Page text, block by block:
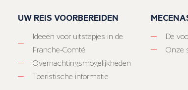
UW REIS VOORBEREIDEN
Ideeën voor uitstapjes in de
Franche-Comté
Overnachtingsmogelijkheden
Toeristische informatie
De
Onze